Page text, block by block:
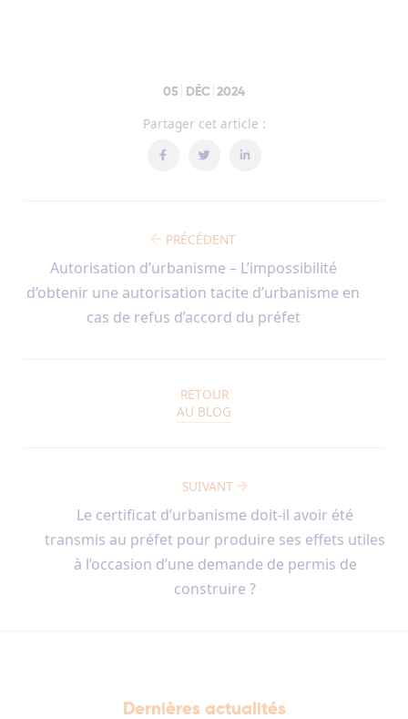
05 DÉC 2024
Partager cet article :
PRÉCÉDENT
Autorisation d’urbanisme – L’impossibilité
d’obtenir une autorisation tacite d’urbanisme en
cas de refus d’accord du préfet
RETOUR
AU BLOG
SUIVANT
Le certificat d’urbanisme doit-il avoir été
transmis au préfet pour produire ses effets utiles
à l’occasion d’une demande de permis de
construire ?
Dernières actualités